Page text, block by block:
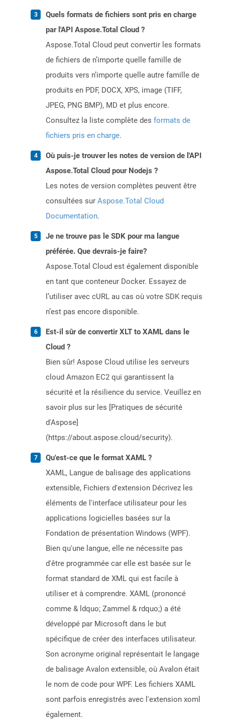
Quels formats de fichiers sont pris en charge
par l'API Aspose.Total Cloud ?
Aspose.Total Cloud peut convertir les formats
de fichiers de n’importe quelle famille de
produits vers n’importe quelle autre famille de
produits en PDF, DOCX, XPS, image (TIFF,
JPEG, PNG BMP), MD et plus encore.
Consultez la liste complète des formats de
fichiers pris en charge.
Où puis-je trouver les notes de version de l'API
Aspose.Total Cloud pour Nodejs ?
Les notes de version complètes peuvent être
consultées sur Aspose.Total Cloud
Documentation.
Je ne trouve pas le SDK pour ma langue
préférée. Que devrais-je faire?
Aspose.Total Cloud est également disponible
en tant que conteneur Docker. Essayez de
l’utiliser avec cURL au cas où votre SDK requis
n’est pas encore disponible.
Est-il sûr de convertir XLT to XAML dans le
Cloud ?
Bien sûr! Aspose Cloud utilise les serveurs
cloud Amazon EC2 qui garantissent la
sécurité et la résilience du service. Veuillez en
savoir plus sur les [Pratiques de sécurité
d'Aspose]
(https://about.aspose.cloud/security).
Qu'est-ce que le format XAML ?
XAML, Langue de balisage des applications
extensible, Fichiers d'extension Décrivez les
éléments de l'interface utilisateur pour les
applications logicielles basées sur la
Fondation de présentation Windows (WPF).
Bien qu'une langue, elle ne nécessite pas
d'être programmée car elle est basée sur le
format standard de XML qui est facile à
utiliser et à comprendre. XAML (prononcé
comme & ldquo; Zammel & rdquo;) a été
développé par Microsoft dans le but
spécifique de créer des interfaces utilisateur.
Son acronyme original représentait le langage
de balisage Avalon extensible, où Avalon était
le nom de code pour WPF. Les fichiers XAML
sont parfois enregistrés avec l'extension xoml
également.